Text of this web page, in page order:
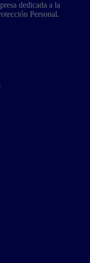
dedicada a la
Personal.